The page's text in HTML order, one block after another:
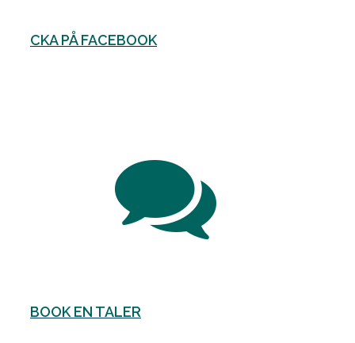
CKA PÅ FACEBOOK
BOOK EN TALER